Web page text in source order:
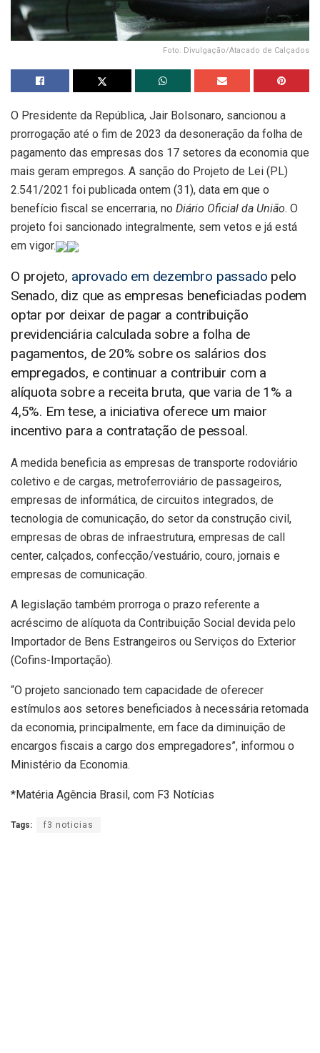
Foto: Divulgação/Atacado de Calçados
O Presidente da República, Jair Bolsonaro, sancionou a
prorrogação até o fim de 2023 da desoneração da folha de
pagamento das empresas dos 17 setores da economia que
mais geram empregos. A sanção do Projeto de Lei (PL)
2.541/2021 foi publicada ontem (31), data em que o
benefício fiscal se encerraria, no Diário Oficial da União. O
projeto foi sancionado integralmente, sem vetos e já está
em vigor.
O projeto, aprovado em dezembro passado pelo
Senado, diz que as empresas beneficiadas podem
optar por deixar de pagar a contribuição
previdenciária calculada sobre a folha de
pagamentos, de 20% sobre os salários dos
empregados, e continuar a contribuir com a
alíquota sobre a receita bruta, que varia de 1% a
4,5%. Em tese, a iniciativa oferece um maior
incentivo para a contratação de pessoal.
A medida beneficia as empresas de transporte rodoviário
coletivo e de cargas, metroferroviário de passageiros,
empresas de informática, de circuitos integrados, de
tecnologia de comunicação, do setor da construção civil,
empresas de obras de infraestrutura, empresas de call
center, calçados, confecção/vestuário, couro, jornais e
empresas de comunicação.
A legislação também prorroga o prazo referente a
acréscimo de alíquota da Contribuição Social devida pelo
Importador de Bens Estrangeiros ou Serviços do Exterior
(Cofins-Importação).
“O projeto sancionado tem capacidade de oferecer
estímulos aos setores beneficiados à necessária retomada
da economia, principalmente, em face da diminuição de
encargos fiscais a cargo dos empregadores”, informou o
Ministério da Economia.
*Matéria Agência Brasil, com F3 Notícias
Tags: f3 noticias